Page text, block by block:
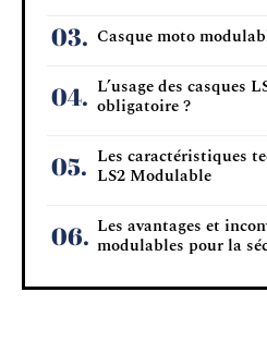
Casque moto
L’usage des casques
obligatoire ?
Les caractéristiques
LS2 Modulable
Les avantages et
modulables pour la